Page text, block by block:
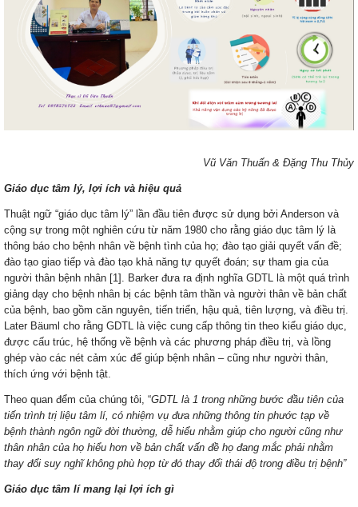
Vũ Văn Thuấn & Đặng Thu Thủy
Giáo dục tâm lý, lợi ích và hiệu quả
Thuật ngữ “giáo dục tâm lý” lần đầu tiên được sử dụng bởi Anderson và
cộng sự trong một nghiên cứu từ năm 1980 cho rằng giáo dục tâm lý là
thông báo cho bệnh nhân về bệnh tình của họ; đào tạo giải quyết vấn đề;
đào tạo giao tiếp và đào tạo khả năng tự quyết đoán; sự tham gia của
người thân bệnh nhân [1]. Barker đưa ra định nghĩa GDTL là một quá trình
giảng dạy cho bệnh nhân bị các bệnh tâm thần và người thân về bản chất
của bệnh, bao gồm căn nguyên, tiến triển, hậu quả, tiên lượng, và điều trị.
Later Bäuml cho rằng GDTL là việc cung cấp thông tin theo kiểu giáo dục,
được cấu trúc, hệ thống về bệnh và các phương pháp điều trị, và lồng
ghép vào các nét cảm xúc để giúp bệnh nhân – cũng như người thân,
thích ứng với bệnh tật.
Theo quan đểm của chúng tôi, “GDTL là 1 trong những bước đầu tiên của
tiến trình trị liệu tâm lí, có nhiệm vụ đưa những thông tin phước tạp về
bệnh thành ngôn ngữ đời thường, dễ hiểu nhằm giúp cho người cũng như
thân nhân của họ hiểu hơn về bản chất vấn đề họ đang mắc phải nhằm
thay đổi suy nghĩ không phù hợp từ đó thay đổi thái độ trong điều trị bệnh”
Giáo dục tâm lí mang lại lợi ích gì